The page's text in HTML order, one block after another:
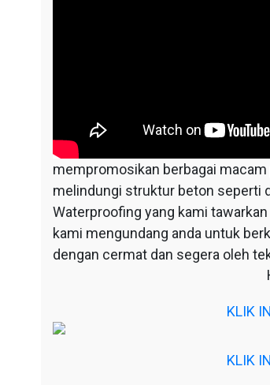
mempromosikan berbagai
melindungi struktur beton seperti
Waterproofing yang kami
kami mengundang anda untuk
dengan cermat dan segera oleh
KLIK
KLIK